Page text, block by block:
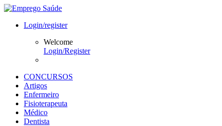
Login/register
Welcome
Login/Register
CONCURSOS
Artigos
Enfermeiro
Fisioterapeuta
Médico
Dentista